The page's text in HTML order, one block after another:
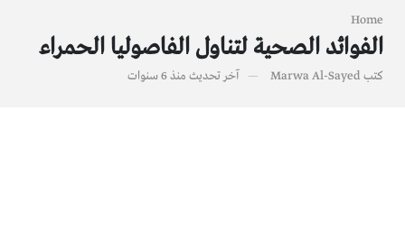
Home
الفوائد الصحية لتناول الفاصوليا الحمراء
كتب Marwa Al-Sayed آخر تحديث منذ 6 سنوات